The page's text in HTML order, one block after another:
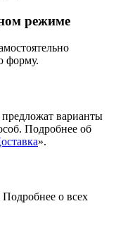
режиме
форму.
варианты
Подробнее об
».
о всех